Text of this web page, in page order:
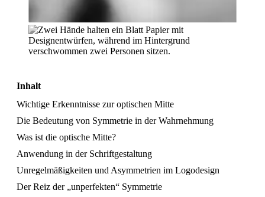
Inhalt
Wichtige Erkenntnisse zur optischen Mitte
Die Bedeutung von Symmetrie in der Wahrnehmung
Was ist die optische Mitte?
Anwendung in der Schriftgestaltung
Unregelmäßigkeiten und Asymmetrien im Logodesign
Der Reiz der „unperfekten“ Symmetrie